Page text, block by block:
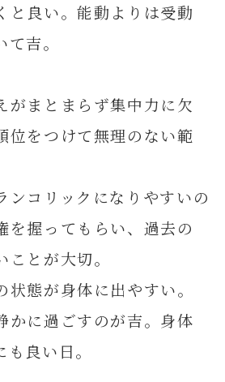
と良い。能動よりは受動
吉。
がまとまらず集中力に欠
位をつけて無理のない範
ンコリックになりやすいの
を握ってもらい、過去の
とが大切。
態が身体に出やすい。
かに過ごすのが吉。身体
良い日。